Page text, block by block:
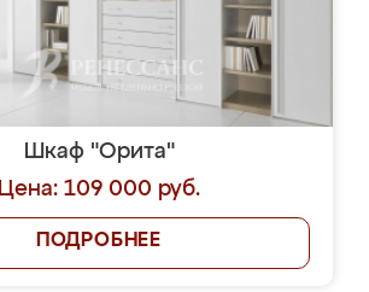
Шкаф "Орита"
Цена: 109 000 руб.
ПОДРОБНЕЕ